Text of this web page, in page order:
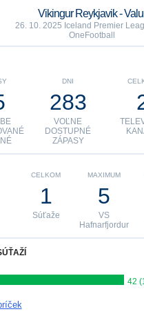
Vikingur Reykjavik -
26. 10. 2025 Iceland Premier
OneFootball
DNI
283
VOĽNE
DOSTUPNÉ
ZÁPASY
MAXIMUM
5
VS
Hafnarfjordur
CELKOM
1
Súťaže
42